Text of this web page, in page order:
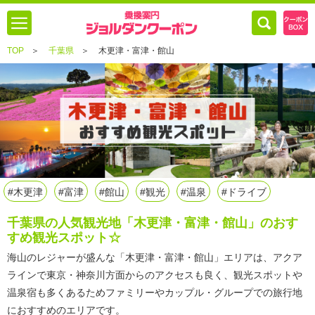
TOP ＞ 千葉県 ＞ 木更津・富津・館山
#木更津 #富津 #館山 #観光 #温泉 #ドライブ
千葉県の人気観光地「木更津・富津・館山」のおす
すめ観光スポット☆
海山のレジャーが盛んな「木更津・富津・館山」エリアは、アクア
ラインで東京・神奈川方面からのアクセスも良く、観光スポットや
温泉宿も多くあるためファミリーやカップル・グループでの旅行地
におすすめのエリアです。